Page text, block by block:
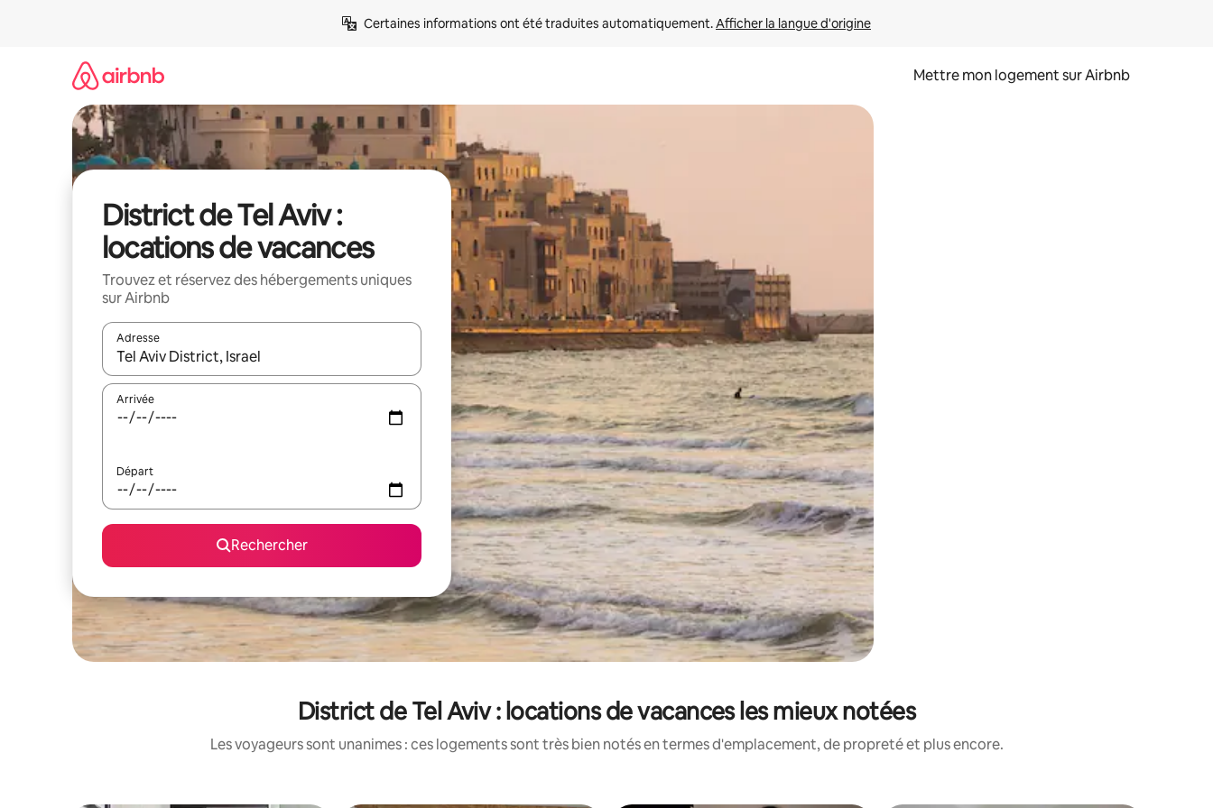
Certaines informations ont été traduites automatiquement. Afficher la langue d'origine
Mettre mon logement sur Airbnb
District de Tel Aviv :
locations de vacances
Trouvez et réservez des hébergements uniques
sur Airbnb
Adresse
Lorsque les résultats s'affichent, utilisez les flèches vers le haut et vers le bas pour les parcourir ou en appuyant et en faisant glisser.
Arrivée
Départ
Rechercher
District de Tel Aviv : locations de vacances les mieux notées
Les voyageurs sont unanimes : ces logements sont très bien notés en termes d'emplacement, de propreté et plus encore.